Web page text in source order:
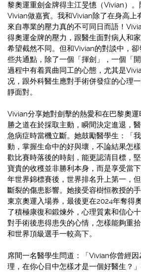
黎奧運重劍金牌得主江旻憓（Vivian）
Vivian做嘉賓。我和Vivian除了在身高上
來自專業的壓力真的不可同日而語！
得奧運金牌的壓力，跟醫生面對病人和
希望截然不同。但和Vivian的對談中，
些共通點，除了一個「揮劍」，一個「
過程中有着異曲同工的心態，尤其是
况，跟外科醫生應對手術併發症的心理
靜面對。
Vivian分享她對劍擊的熱愛和在巴黎奧
勝之道在於採取主動，瞬間決定進退，
急病症時當機立斷。她鼓勵醫學生：「
動，掌握生命中的好與壞，不論結果怎
歡比賽時落後的時刻，能更認清目標，
寶貴的收穫並非勝利本身，而是享受當
年世界錦標賽後，世界排名升上第一，
斷裂的傷患影響。她接受容樹恒教授的
東京奧運入場券，最後更在2024年奪得
了積極康復和鍛煉外，心理質素和信心
對手術後患得患失的心情，怎樣能夠重
和世界頂級選手一較高下。
席間一名醫學生問道：「Vivian你曾經
理，在你心目中怎樣才是一個好醫生？